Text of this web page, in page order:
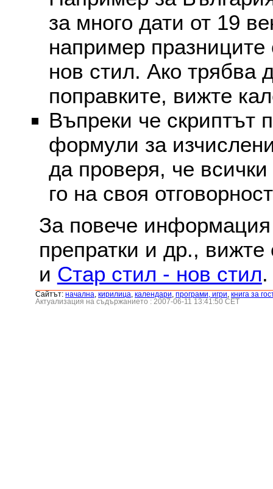
за много дати от 19
например празниците
нов стил. Ако трябва
поправките, вижте
Въпреки че скриптът
формули за
да проверя, че
го на своя
За повече информация
препратки и др.,
и Стар стил - нов стил.
Сайтът: началнa кирилица календари програми, игри книга за
Актуализация на съдържанието : 2007-06-11 13:41:50 CET